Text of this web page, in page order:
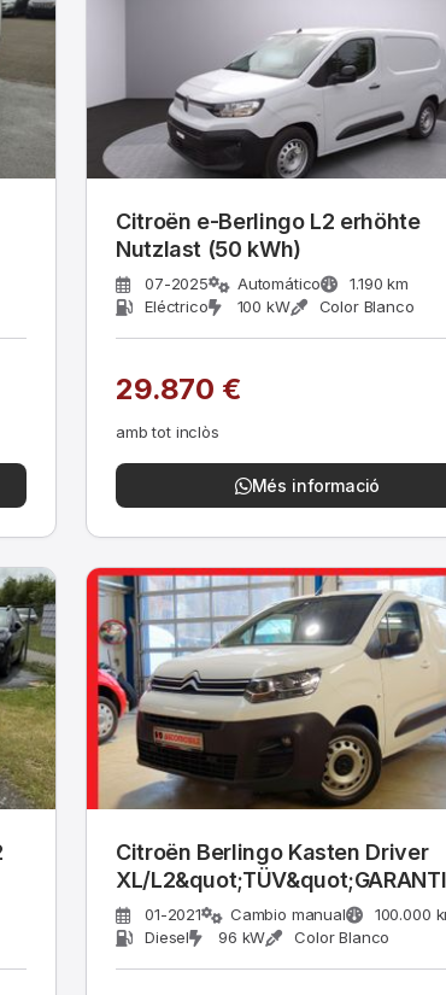
Citroën e-Berlingo L2 erhöhte
Nutzlast (50 kWh)
07-2025 Automático
1.190 km
Eléctrico
100 kW Color Blanco
29.870 €
amb tot inclòs
Més informació
Citroën Berlingo Kasten Driver
XL/
01-2021 Cambio manual
100.000
Diesel
96 kW Color Blanco